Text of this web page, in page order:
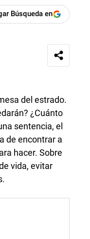
Búsqueda en
del estrado.
¿Cuánto
sentencia, el
de encontrar a
hacer. Sobre
vida, evitar